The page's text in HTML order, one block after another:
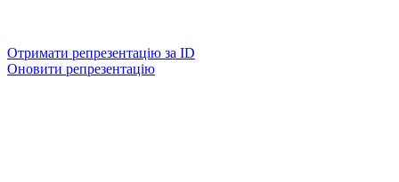
Отримати репрезентацію за ID
Оновити репрезентацію